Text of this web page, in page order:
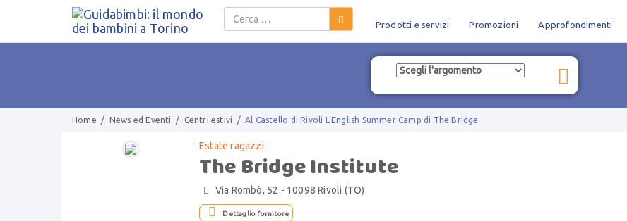
Salta al contenuto
Prodotti e servizi Promozioni Approfondimenti
Home / News ed Eventi / Centri estivi /Al Castello di Rivoli L’English Summer Camp di The Bridge
Estate ragazzi
The Bridge Institute
 Via Rombò, 52 - 10098 Rivoli (TO)
 Dettaglio fornitore